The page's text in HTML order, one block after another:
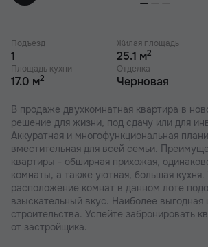
Подъезд
1
Жилая площадь
25.1 м2
Площадь кухни
17.0 м2
Отделка
Черновая
В продаже двухкомнатная квартира в
решение для жизни, под сдачу или для
Аккуратная и многофункциональная
вместительная для всей семьи.
квартиры - обширная прихожая,
комнаты, а также уютная, большая кухня.
расположение комнат в данном лоте
взыскательный вкус. Наиболее выгодная
строительства. Успейте забронировать
от застройщика.